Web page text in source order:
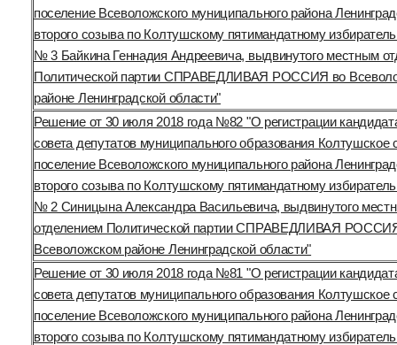
поселение Всеволожского муниципального района
второго созыва по Колтушскому пятимандатному
№ 3 Байкина Геннадия Андреевича, выдвинутого местным
Политической партии СПРАВЕДЛИВАЯ РОССИЯ во
районе Ленинградской области"
Решение от 30 июля 2018 года №82 "О регистрации
совета депутатов муниципального образования Колтушское
поселение Всеволожского муниципального района
второго созыва по Колтушскому пятимандатному
№ 2 Синицына Александра Васильевича, выдвинутого
отделением Политической партии СПРАВЕДЛИВАЯ
Всеволожском районе Ленинградской области"
Решение от 30 июля 2018 года №81 "О регистрации
совета депутатов муниципального образования Колтушское
поселение Всеволожского муниципального района
второго созыва по Колтушскому пятимандатному